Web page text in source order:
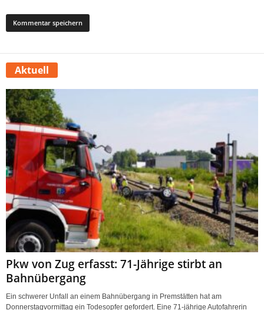
Aktuell
Pkw von Zug erfasst: 71-Jährige stirbt an
Bahnübergang
Ein schwerer Unfall an einem Bahnübergang in Premstätten hat am
Donnerstagvormittag ein Todesopfer gefordert. Eine 71-jährige Autofahrerin